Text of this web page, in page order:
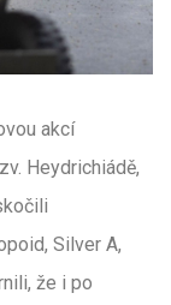
akcí
Heydrichiádě,
Silver A,
že i po